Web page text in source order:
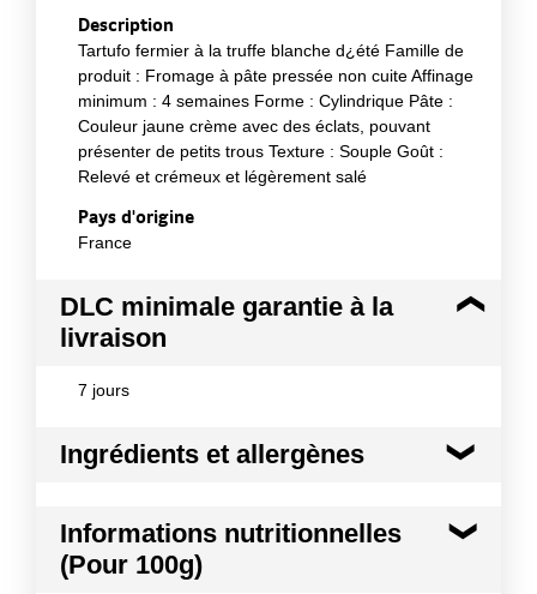
Description
Tartufo fermier à la truffe blanche d¿été Famille de
produit : Fromage à pâte pressée non cuite Affinage
minimum : 4 semaines Forme : Cylindrique Pâte :
Couleur jaune crème avec des éclats, pouvant
présenter de petits trous Texture : Souple Goût :
Relevé et crémeux et légèrement salé
Pays d'origine
France
DLC minimale garantie à la
livraison
7 jours
Ingrédients et allergènes
LAIT cru de vache (Origine UE), sel, présure,
ferments LACTIQUES, truffe d'été (Tuber Aestivum
vitt. 1.6%), arôme de truffe, conservateur : E251,
Informations nutritionnelles
(Pour 100g)